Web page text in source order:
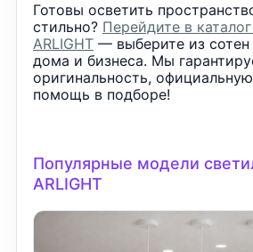
Готовы осветить
стильно? Перейдите в
ARLIGHT — выберите из
дома и бизнеса. Мы
оригинальность,
помощь в подборе!
Популярные модели
ARLIGHT